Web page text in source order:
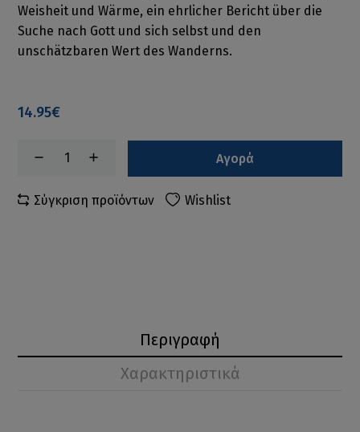
Weisheit und Wärme, ein ehrlicher Bericht über die
Suche nach Gott und sich selbst und den
unschätzbaren Wert des Wanderns.
14.95€
Αγορά
Σύγκριση προϊόντων Wishlist
Περιγραφή
Χαρακτηριστικά